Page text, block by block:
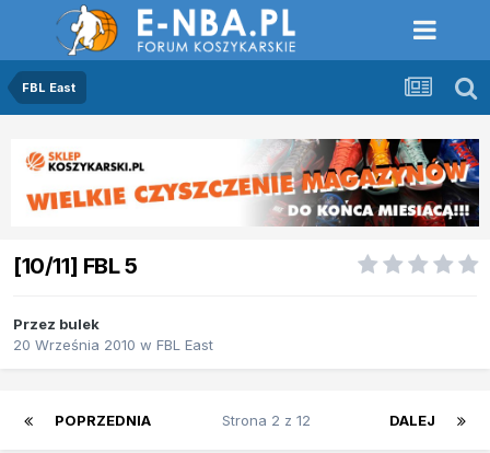
FBL East
[10/11] FBL 5
Przez bulek
20 Września 2010 w FBL East
POPRZEDNIA DALEJ
Strona 2 z 12